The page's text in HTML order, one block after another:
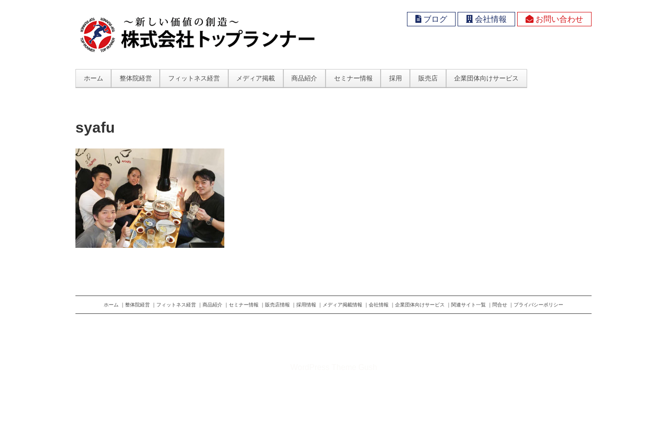
ブログ 会社情報 お問い合わせ
ホーム 整体院経営 フィットネス経営 メディア掲載 商品紹介 セミナー情報 採用 販売店 企業団体向けサービス
syafu
ホーム 整体院経営 フィットネス経営 商品紹介 セミナー情報 販売店情報 採用情報 メディア掲載情報 会社情報 企業団体向けサービス 関連サイト一覧 問合せ プライバシーポリシー